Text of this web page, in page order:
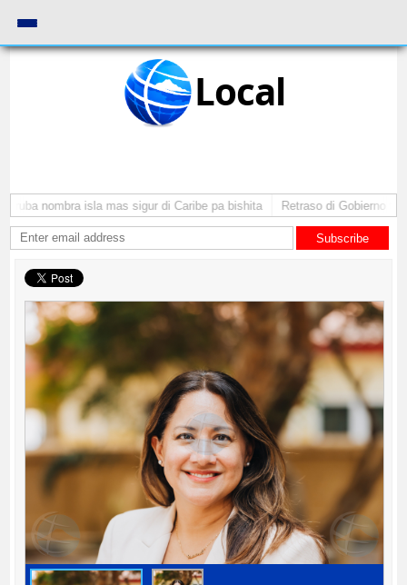
Local
nombra isla mas sigur di Caribe pa bishita Retraso di Gobierno ta
Subscribe